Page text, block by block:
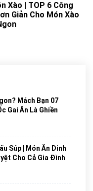
Xào | TOP 6 Công
Giản Cho Món Xào
Mách Bạn 07
Gai Ăn Là Ghiền
Súp | Món Ăn Dinh
Cho Cả Gia Đình